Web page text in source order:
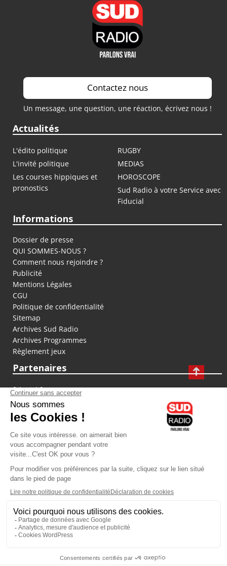
Contactez nous
Un message, une question, une réaction, écrivez nous !
Actualités
L'édito politique
RUGBY
L'invité politique
MEDIAS
Les courses hippiques et
pronostics
HOROSCOPE
Sud Radio à votre Service avec
Fiducial
Informations
Dossier de presse
QUI SOMMES-NOUS ?
Comment nous rejoindre ?
Publicité
Mentions Légales
CGU
Politique de confidentialité
Sitemap
Archives Sud Radio
Archives Programmes
Règlement jeux
Partenaires
fiducial.fr
lyoncapitale.fr
olympique-et-lyonnais.com
L'application Iphone / Android
Téléchargez l'application
Les cookies
Gestion des cookies
Crédit photos : ©Sud Radio / Pierre Olivier
10H00
10H00 - 12H00